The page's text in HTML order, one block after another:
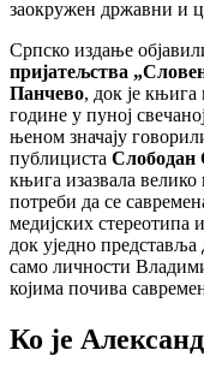
заокружен државни и
Српско издање
пријатељства
Панчево, док је књига
године у пуној
њеном значају
публициста Слободан
књига изазвала
потреби да се
медијских стереотипа
док уједно
само личности
којима почива
Ко је